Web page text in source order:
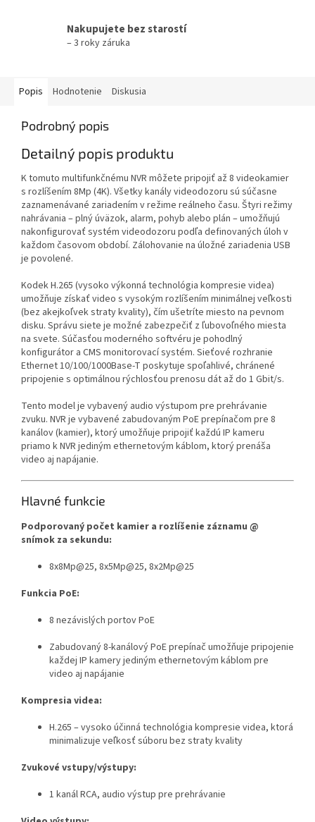
Nakupujete bez starostí
– 3 roky záruka
Popis Hodnotenie Diskusia
Podrobný popis
Detailný popis produktu
K tomuto multifunkčnému NVR môžete pripojiť až 8 videokamier
s rozlíšením 8Mp (4K). Všetky kanály videodozoru sú súčasne
zaznamenávané zariadením v režime reálneho času. Štyri režimy
nahrávania – plný úväzok, alarm, pohyb alebo plán – umožňujú
nakonfigurovať systém videodozoru podľa definovaných úloh v
každom časovom období. Zálohovanie na úložné zariadenia USB
je povolené.
Kodek H.265 (vysoko výkonná technológia kompresie videa)
umožňuje získať video s vysokým rozlíšením minimálnej veľkosti
(bez akejkoľvek straty kvality), čím ušetríte miesto na pevnom
disku. Správu siete je možné zabezpečiť z ľubovoľného miesta
na svete. Súčasťou moderného softvéru je pohodlný
konfigurátor a CMS monitorovací systém. Sieťové rozhranie
Ethernet 10/100/1000Base-T poskytuje spoľahlivé, chránené
pripojenie s optimálnou rýchlosťou prenosu dát až do 1 Gbit/s.
Tento model je vybavený audio výstupom pre prehrávanie
zvuku. NVR je vybavené zabudovaným PoE prepínačom pre 8
kanálov (kamier), ktorý umožňuje pripojiť každú IP kameru
priamo k NVR jediným ethernetovým káblom, ktorý prenáša
video aj napájanie.
Hlavné funkcie
Podporovaný počet kamier a rozlíšenie záznamu @
snímok za sekundu:
8x8Mp@25, 8x5Mp@25, 8x2Mp@25
Funkcia PoE:
8 nezávislých portov PoE
Zabudovaný 8-kanálový PoE prepínač umožňuje pripojenie
každej IP kamery jediným ethernetovým káblom pre
video aj napájanie
Kompresia videa:
H.265 – vysoko účinná technológia kompresie videa, ktorá
minimalizuje veľkosť súboru bez straty kvality
Zvukové vstupy/výstupy:
1 kanál RCA, audio výstup pre prehrávanie